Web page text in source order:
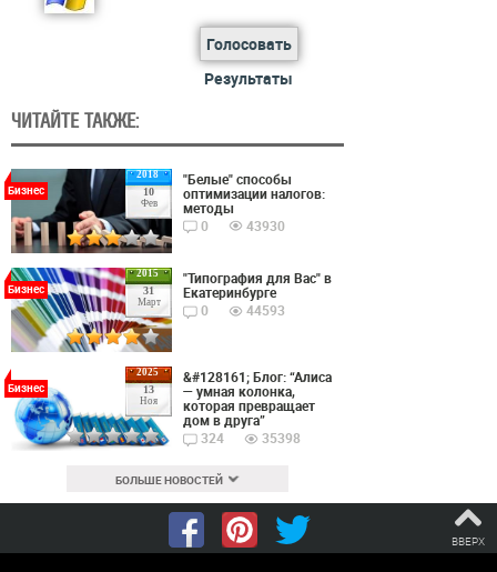
Голосовать
Результаты
ЧИТАЙТЕ ТАКЖЕ:
2018
10
Фев
Бизнес
"Белые" способы
оптимизации налогов:
методы
0
43930
2015
31
Март
Бизнес
"Типография для Вас" в
Екатеринбурге
0
44593
2025
13
Ноя
Бизнес
&#128161; Блог: “Алиса
— умная колонка,
которая превращает
дом в друга”
324
35398
БОЛЬШЕ НОВОСТЕЙ
ВВЕРХ